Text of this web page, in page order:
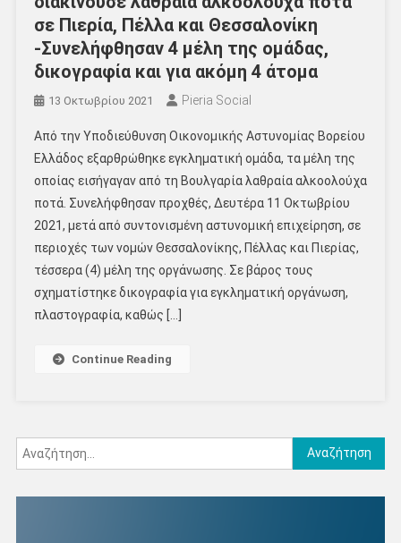
σε Πιερία, Πέλλα και Θεσσαλονίκη
-Συνελήφθησαν 4 μέλη της ομάδας,
δικογραφία και για ακόμη 4 άτομα
13 Οκτωβρίου 2021 Pieria Social
Από την Υποδιεύθυνση Οικονομικής Αστυνομίας Βορείου
Ελλάδος εξαρθρώθηκε εγκληματική ομάδα, τα μέλη της
οποίας εισήγαγαν από τη Βουλγαρία λαθραία αλκοολούχα
ποτά. Συνελήφθησαν προχθές, Δευτέρα 11 Οκτωβρίου
2021, μετά από συντονισμένη αστυνομική επιχείρηση, σε
περιοχές των νομών Θεσσαλονίκης, Πέλλας και Πιερίας,
τέσσερα (4) μέλη της οργάνωσης. Σε βάρος τους
σχηματίστηκε δικογραφία για εγκληματική οργάνωση,
πλαστογραφία, καθώς […]
Continue Reading
Αναζήτηση
για: